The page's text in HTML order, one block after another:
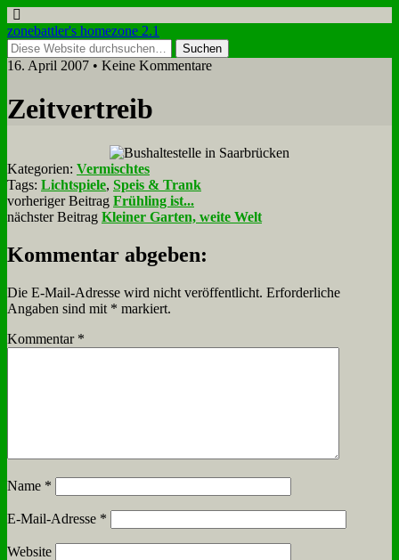
zonebattler's homezone 2.1
16. April 2007 • Keine Kommentare
Zeit­ver­treib
Kategorien: Vermischtes
Tags: Lichtspiele, Speis & Trank
vorheriger Beitrag Frühling ist...
nächster Beitrag Kleiner Garten, weite Welt
Kommentar abgeben:
Die E-Mail-Adresse wird nicht veröffentlicht. Erforderliche
Angaben sind mit * markiert.
Kommentar *
Name *
E-Mail-Adresse *
Website